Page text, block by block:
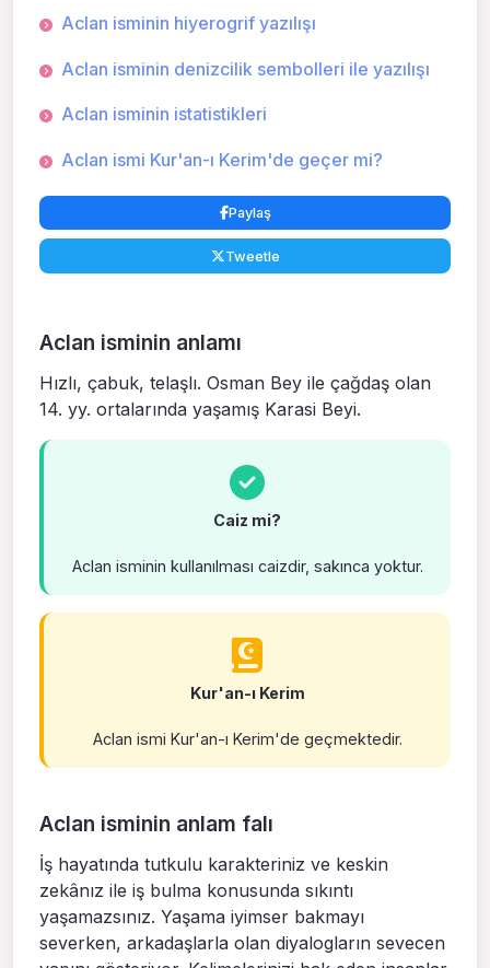
Aclan isminin hiyerogrif yazılışı
Aclan isminin denizcilik sembolleri ile yazılışı
Aclan isminin istatistikleri
Aclan ismi Kur'an-ı Kerim'de geçer mi?
Paylaş
Tweetle
Aclan isminin anlamı
Hızlı, çabuk, telaşlı. Osman Bey ile çağdaş olan
14. yy. ortalarında yaşamış Karasi Beyi.
Caiz mi?
Aclan isminin kullanılması caizdir, sakınca yoktur.
Kur'an-ı Kerim
Aclan ismi Kur'an-ı Kerim'de geçmektedir.
Aclan isminin anlam falı
İş hayatında tutkulu karakteriniz ve keskin
zekânız ile iş bulma konusunda sıkıntı
yaşamazsınız. Yaşama iyimser bakmayı
severken, arkadaşlarla olan diyalogların sevecen